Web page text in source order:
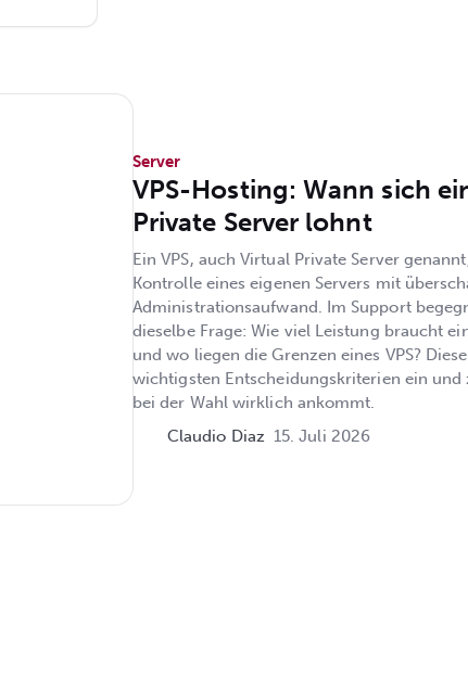
Server
VPS-Hosting: Wann sich
Private Server lohnt
Ein VPS, auch Virtual Private Server
Kontrolle eines eigenen Servers mit
Administrationsaufwand. Im Support
dieselbe Frage: Wie viel Leistung braucht
und wo liegen die Grenzen eines VPS?
wichtigsten Entscheidungskriterien ein und
bei der Wahl wirklich ankommt.
Claudio Diaz 15. Juli 2026